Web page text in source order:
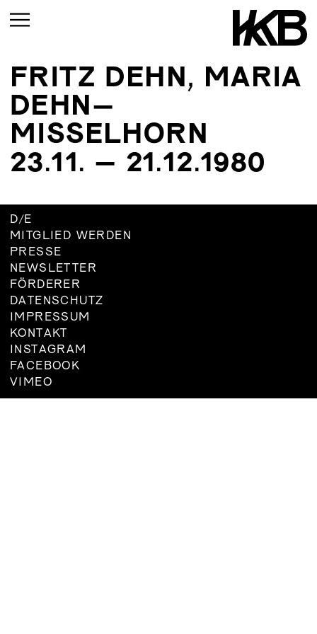
AKTUELL
VORSCHAU
RÜCKBLICK
VORSCHAU
RÜCKBLICK
VORSTAND
MITGLIED
WERDEN
SATZUNG
FRITZ DEHN, MARIA
DEHN–
MISSELHORN
23.11. – 21.12.1980
D / E
MITGLIED WERDEN
PRESSE
NEWSLETTER
FÖRDERER
DATENSCHUTZ
IMPRESSUM
KONTAKT
INSTAGRAM
FACEBOOK
VIMEO